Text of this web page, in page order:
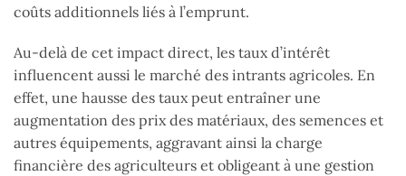
coûts additionnels liés à l’emprunt.
Au-delà de cet impact direct, les taux d’intérêt
influencent aussi le marché des intrants agricoles. En
effet, une hausse des taux peut entraîner une
augmentation des prix des matériaux, des semences et
autres équipements, aggravant ainsi la charge
financière des agriculteurs et obligeant à une gestion